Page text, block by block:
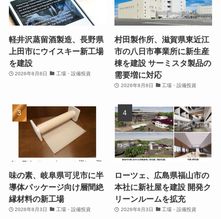
軽井沢蒸留酒製造、長野県
上田市にウイスキー新工場
を建設
2026年8月8日 工場・設備投資
村田製作所、滋賀県東近江
市の八日市事業所に新生産
棟を建設 サーミスタ製品の
需要増に対応
2026年8月8日 工場・設備投資
味の素、岐阜県可児市に半
導体パッケージ向け層間絶
縁材料の新工場
2026年8月3日 工場・設備投資
ローツェ、広島県福山市の
本社に新社屋を建設 開発ク
リーンルームを拡充
2026年8月3日 工場・設備投資